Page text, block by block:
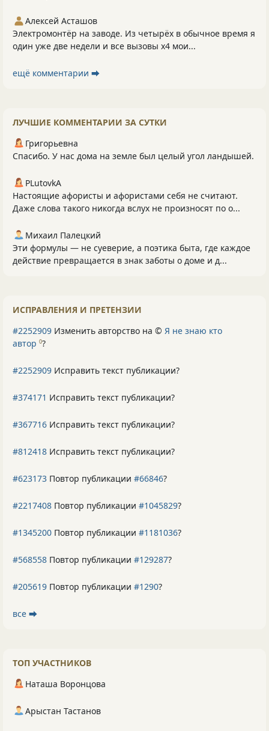
Алексей Асташов
Электромонтёр на заводе. Из четырёх в обычное время я
один уже две недели и все вызовы х4 мои...
ещё комментарии ⮕
ЛУЧШИЕ КОММЕНТАРИИ ЗА СУТКИ
Григорьевна
Спасибо. У нас дома на земле был целый угол ландышей.
PLutоvkА
Настоящие афористы и афористами себя не считают.
Даже слова такого никогда вслух не произносят по о...
Михаил Палецкий
Эти формулы — не суеверие, а поэтика быта, где каждое
действие превращается в знак заботы о доме и д...
ИСПРАВЛЕНИЯ И ПРЕТЕНЗИИ
#2252909 Изменить авторство на © Я не знаю кто
автор 0?
#2252909 Исправить текст публикации?
#374171 Исправить текст публикации?
#367716 Исправить текст публикации?
#812418 Исправить текст публикации?
#623173 Повтор публикации #66846?
#2217408 Повтор публикации #1045829?
#1345200 Повтор публикации #1181036?
#568558 Повтор публикации #129287?
#205619 Повтор публикации #1290?
все ⮕
ТОП УЧАСТНИКОВ
Наташа Воронцова
Арыстан Тастанов